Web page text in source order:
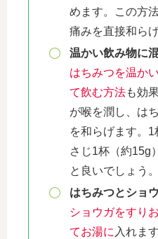
めます。この方
痛みを直接和らげ
温かい飲み物に
はちみつを温か
て飲む方法も効
が喉を潤し、は
を和らげます。
さじ1杯（約15g
と良いでしょう。
はちみつとショ
ショウガをすり
てお湯に 入れま